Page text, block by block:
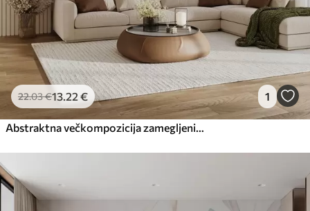
22.03€13.22 € 1
Abstraktna večkompozicija zamegljenih oblik tropskih listov, podobnih travi, v odtenkih svetlo zelene in sive